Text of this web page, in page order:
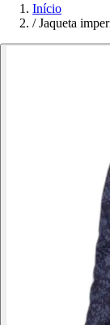
Início
/ Jaqueta